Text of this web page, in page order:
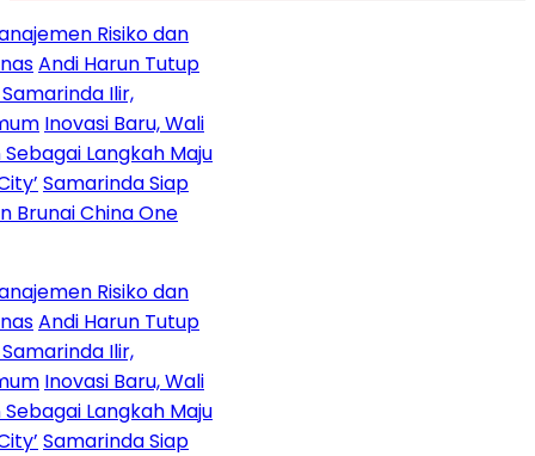
Risiko dan
Andi Harun Tutup
Ilir,
Inovasi Baru, Wali
Langkah Maju
Samarinda Siap
China One
Risiko dan
Andi Harun Tutup
Ilir,
Inovasi Baru, Wali
Langkah Maju
Samarinda Siap